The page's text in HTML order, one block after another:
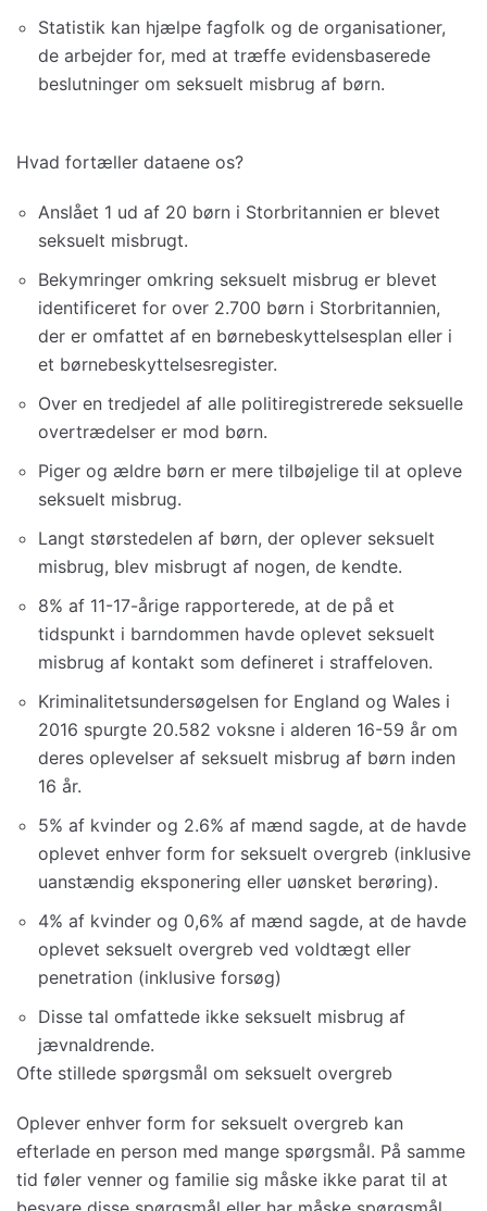
Statistik kan hjælpe fagfolk og de organisationer,
de arbejder for, med at træffe evidensbaserede
beslutninger om seksuelt misbrug af børn.
Hvad fortæller dataene os?
Anslået 1 ud af 20 børn i Storbritannien er blevet
seksuelt misbrugt.
Bekymringer omkring seksuelt misbrug er blevet
identificeret for over 2.700 børn i Storbritannien,
der er omfattet af en børnebeskyttelsesplan eller i
et børnebeskyttelsesregister.
Over en tredjedel af alle politiregistrerede seksuelle
overtrædelser er mod børn.
Piger og ældre børn er mere tilbøjelige til at opleve
seksuelt misbrug.
Langt størstedelen af børn, der oplever seksuelt
misbrug, blev misbrugt af nogen, de kendte.
8% af 11-17-årige rapporterede, at de på et
tidspunkt i barndommen havde oplevet seksuelt
misbrug af kontakt som defineret i straffeloven.
Kriminalitetsundersøgelsen for England og Wales i
2016 spurgte 20.582 voksne i alderen 16-59 år om
deres oplevelser af seksuelt misbrug af børn inden
16 år.
5% af kvinder og 2.6% af mænd sagde, at de havde
oplevet enhver form for seksuelt overgreb (inklusive
uanstændig eksponering eller uønsket berøring).
4% af kvinder og 0,6% af mænd sagde, at de havde
oplevet seksuelt overgreb ved voldtægt eller
penetration (inklusive forsøg)
Disse tal omfattede ikke seksuelt misbrug af
jævnaldrende.
Ofte stillede spørgsmål om seksuelt overgreb
Oplever enhver form for seksuelt overgreb kan
efterlade en person med mange spørgsmål. På samme
tid føler venner og familie sig måske ikke parat til at